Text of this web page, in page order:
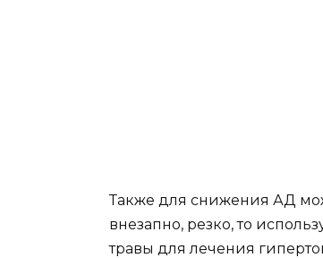
Также для снижения АД
внезапно, резко, то
травы для лечения